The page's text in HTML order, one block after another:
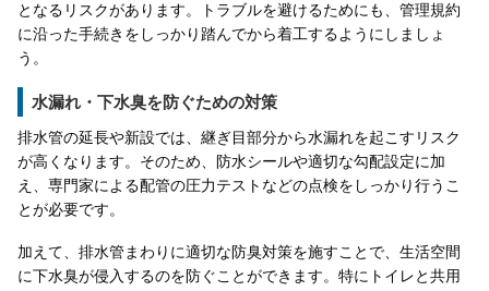
となるリスクがあります。トラブルを避けるためにも、管理規約
に沿った手続きをしっかり踏んでから着工するようにしましょ
う。
水漏れ・下水臭を防ぐための対策
排水管の延長や新設では、継ぎ目部分から水漏れを起こすリスク
が高くなります。そのため、防水シールや適切な勾配設定に加
え、専門家による配管の圧力テストなどの点検をしっかり行うこ
とが必要です。
加えて、排水管まわりに適切な防臭対策を施すことで、生活空間
に下水臭が侵入するのを防ぐことができます。特にトイレと共用